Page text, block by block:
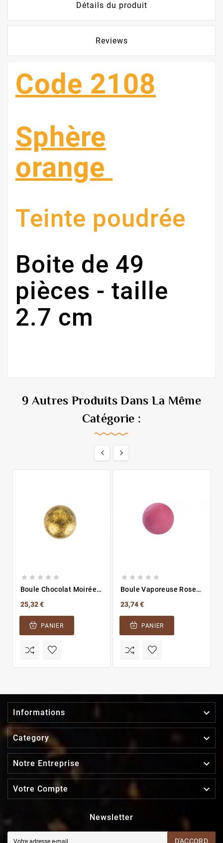
Détails du produit
Reviews
Code 2108
Sphère
orange
Teinte poudrée
Boite de 49
pièces - taille
2.7 cm
9 Autres Produits Dans La Même
Catégorie :
 
    
Boule Chocolat Moirée
25,32 €
PANIER
    
Boule Vaporeuse Rose
23,74 €
PANIER
Informations 
Category 
Notre Entreprise 
Votre Compte 
Newsletter
D'ACCORD